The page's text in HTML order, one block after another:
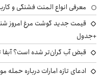
معرفی انواع المنت فشنگی و
+جدول
قبض آب گران‌تر شده است؟
ادعای تازه امارات درباره حمله